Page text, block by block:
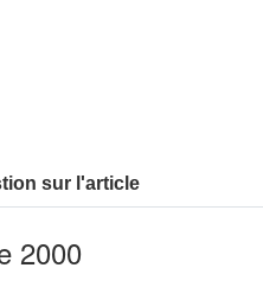
sur l'article
2000